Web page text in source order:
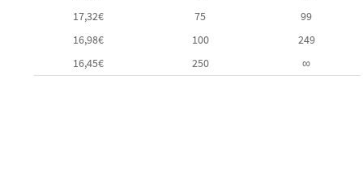
17,32€ 75
99
16,98€ 100
249
16,45€ 250 ∞